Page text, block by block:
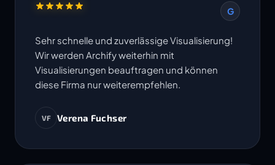
G
Sehr schnelle und zuverlässige Visualisierung!
Wir werden Archify weiterhin mit
Visualisierungen beauftragen und können
diese Firma nur weiterempfehlen.
VF Verena Fuchser